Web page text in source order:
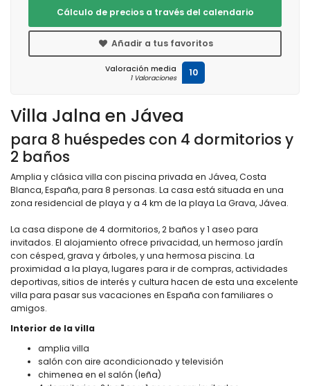
Villa Jalna en Jávea
para 8 huéspedes con 4 dormitorios y
2 baños
Amplia y clásica villa con piscina privada en Jávea, Costa
Blanca, España, para 8 personas. La casa está situada en una
zona residencial de playa y a 4 km de la playa La Grava, Jávea.
La casa dispone de 4 dormitorios, 2 baños y 1 aseo para
invitados. El alojamiento ofrece privacidad, un hermoso jardín
con césped, grava y árboles, y una hermosa piscina. La
proximidad a la playa, lugares para ir de compras, actividades
deportivas, sitios de interés y cultura hacen de esta una excelente
villa para pasar sus vacaciones en España con familiares o
amigos.
Interior de la villa
amplia villa
salón con aire acondicionado y televisión
chimenea en el salón (leña)
Cálculo de precios a través del calendario
Añadir a tus favoritos
Valoración media
1 Valoraciones 10